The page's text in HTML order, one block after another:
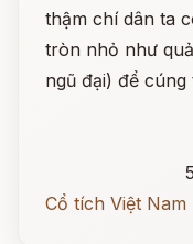
thậm chí dân ta
tròn nhỏ như
ngũ đại) để cúng
Cổ tích Việt Nam